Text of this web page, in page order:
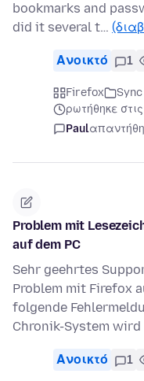
bookmarks and
did it several t…
Ανοικτό 1
Firefox
ρωτήθηκε
Paul
Problem mit
auf dem PC
Sehr geehrtes
Problem mit Firefox
folgende
Chronik-System wird
Ανοικτό 1